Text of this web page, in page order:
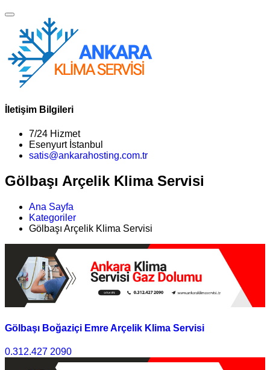
İletişim Bilgileri
7/24 Hizmet
Esenyurt İstanbul
satis@ankarahosting.com.tr
Gölbaşı Arçelik Klima Servisi
Ana Sayfa
Kategoriler
Gölbaşı Arçelik Klima Servisi
Gölbaşı Boğaziçi Emre Arçelik Klima Servisi
0.312.427 2090